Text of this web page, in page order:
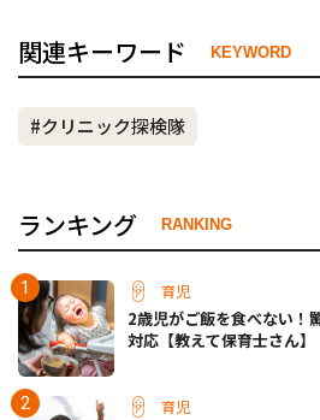
関連キーワード KEYWORD
#クリニック探検隊
ランキング RANKING
育児
2歳児がご飯を食べない！
対応【教えて保育士さん】
育児